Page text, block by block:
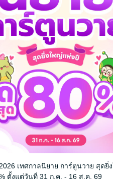
ผักบุ้งของพ่อเขียว
ปันดาว เวฬาเบล
หนังสือเด็กปฐมวัย / นิทานภาพ
3 Rating
เทศกาลนิยาย การ์ตูนวาย สุดยิ่
ตั้งแต่วันที่ 31 ก.ค. - 16 ส.ค. 69